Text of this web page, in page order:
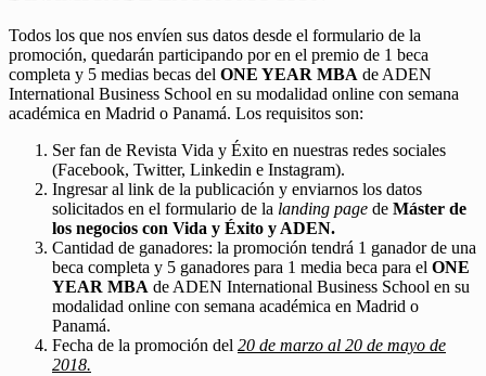
Todos los que nos envíen sus datos desde el formulario de la
promoción, quedarán participando por en el premio de 1 beca
completa y 5 medias becas del ONE YEAR MBA de ADEN
International Business School en su modalidad online con semana
académica en Madrid o Panamá. Los requisitos son:
Ser fan de Revista Vida y Éxito en nuestras redes sociales
(Facebook, Twitter, Linkedin e Instagram).
Ingresar al link de la publicación y enviarnos los datos
solicitados en el formulario de la landing page de Máster de
los negocios con Vida y Éxito y ADEN.
Cantidad de ganadores: la promoción tendrá 1 ganador de una
beca completa y 5 ganadores para 1 media beca para el ONE
YEAR MBA de ADEN International Business School en su
modalidad online con semana académica en Madrid o
Panamá.
Fecha de la promoción del 20 de marzo al 20 de mayo de
2018.